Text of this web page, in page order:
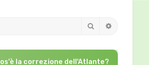
Cerca
la correzione dell'Atlante?